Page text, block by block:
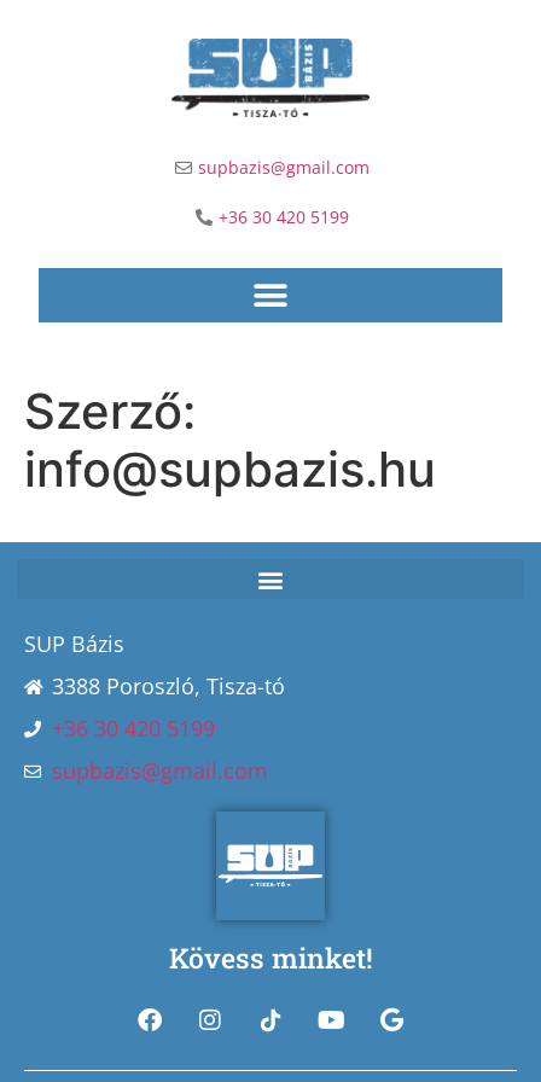
supbazis@gmail.com
+36 30 420 5199
Szerző:
info@supbazis.hu
SUP Bázis
3388 Poroszló, Tisza-tó
+36 30 420 5199
supbazis@gmail.com
Kövess minket!